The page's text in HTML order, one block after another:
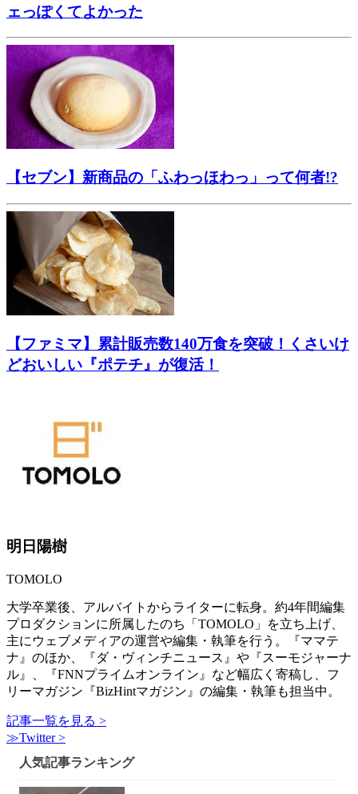
ェっぽくてよかった
【セブン】新商品の「ふわっほわっ」って何者!?
【ファミマ】累計販売数140万食を突破！くさいけ
どおいしい『ポテチ』が復活！
明日陽樹
TOMOLO
大学卒業後、アルバイトからライターに転身。約4年間編集
プロダクションに所属したのち「TOMOLO」を立ち上げ、
主にウェブメディアの運営や編集・執筆を行う。『ママテ
ナ』のほか、『ダ・ヴィンチニュース』や『スーモジャーナ
ル』、『FNNプライムオンライン』など幅広く寄稿し、フ
リーマガジン『BizHintマガジン』の編集・執筆も担当中。
記事一覧を見る >
≫Twitter >
人気記事ランキング